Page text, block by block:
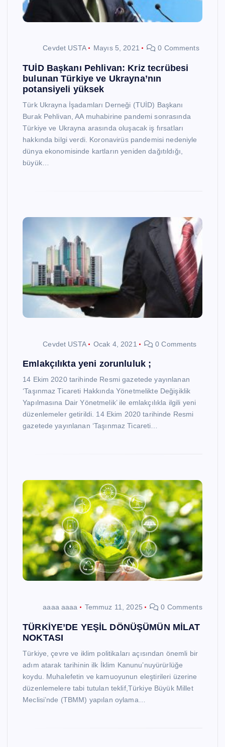
Cevdet USTA Mayıs 5, 2021 0 Comments
TUİD Başkanı Pehlivan: Kriz tecrübesi
bulunan Türkiye ve Ukrayna’nın
potansiyeli yüksek
Türk Ukrayna İşadamları Derneği (TUİD) Başkanı
Burak Pehlivan, AA muhabirine pandemi sonrasında
Türkiye ve Ukrayna arasında oluşacak iş fırsatları
hakkında bilgi verdi. Koronavirüs pandemisi nedeniyle
dünya ekonomisinde kartların yeniden dağıtıldığı,
büyük…
Cevdet USTA Ocak 4, 2021 0 Comments
Emlakçılıkta yeni zorunluluk ;
14 Ekim 2020 tarihinde Resmi gazetede yayınlanan
‘Taşınmaz Ticareti Hakkında Yönetmelikte Değişiklik
Yapılmasına Dair Yönetmelik’ ile emlakçılıkla ilgili yeni
düzenlemeler getirildi. 14 Ekim 2020 tarihinde Resmi
gazetede yayınlanan ‘Taşınmaz Ticareti…
aaaa aaaa Temmuz 11, 2025 0 Comments
TÜRKİYE’DE YEŞİL DÖNÜŞÜMÜN MİLAT
NOKTASI
Türkiye, çevre ve iklim politikaları açısından önemli bir
adım atarak tarihinin ilk İklim Kanunu’nuyürürlüğe
koydu. Muhalefetin ve kamuoyunun eleştirileri üzerine
düzenlemelere tabi tutulan teklif,Türkiye Büyük Millet
Meclisi’nde (TBMM) yapılan oylama…